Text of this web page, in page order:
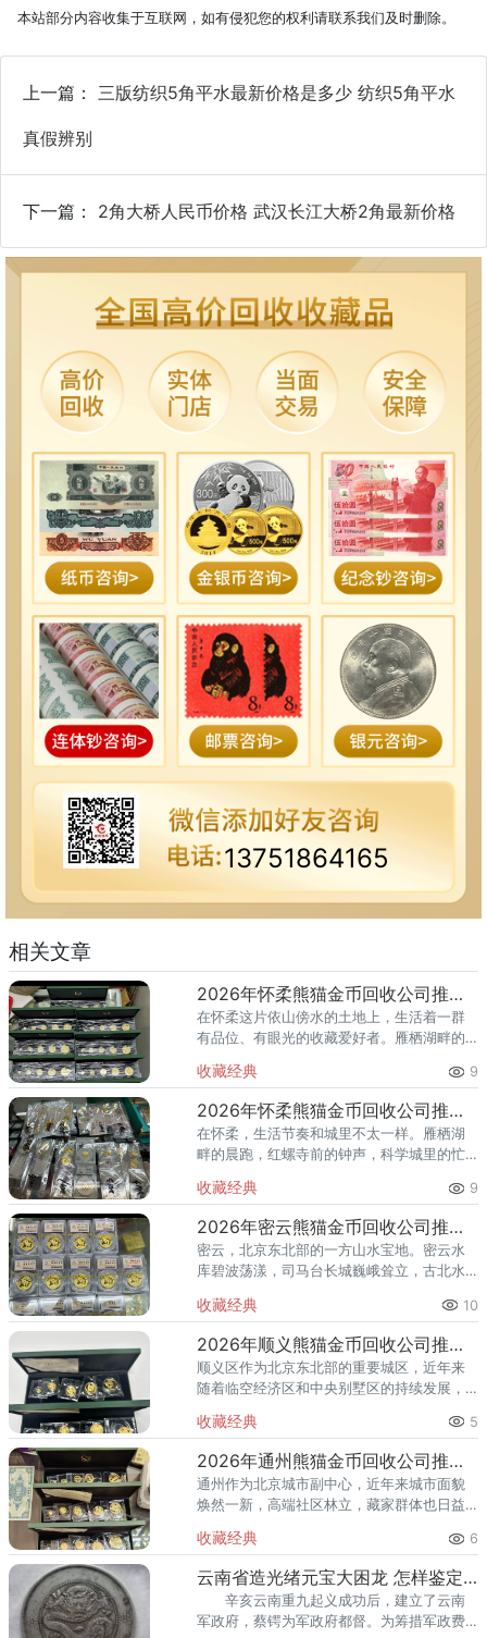
本站部分内容收集于互联网，如有侵犯您的权利请联系我们及时删除。
上一篇： 三版纺织5角平水最新价格是多少 纺织5角平水
真假辨别
下一篇： 2角大桥人民币价格 武汉长江大桥2角最新价格
13751864165
相关文章
2026年怀柔熊猫金币回收公司推荐 怀柔回收熊猫金币渠道
在怀柔这片依山傍水的土地上，生活着一群
有品位、有眼光的收藏爱好者。雁栖湖畔的
红螺寺的香火绵延不绝——怀柔的藏家群体
也在悄然壮大。熊猫金币，作为
收藏经典 9
2026年怀柔熊猫金币回收公司推荐 怀柔哪里回收熊猫金币
在怀柔，生活节奏和城里不太一样。雁栖湖
畔的晨跑，红螺寺前的钟声，科学城里的忙
值。熊猫金币作为兼具投资与收藏属性的热
门品种，在怀柔的藏家圈子里一
收藏经典 9
2026年密云熊猫金币回收公司推荐 密云回收熊猫金币正规渠道
密云，北京东北部的一方山水宝地。密云水
库碧波荡漾，司马台长城巍峨耸立，古北水
的土地上，越来越多的人开始关注钱币收
藏，熊猫金币凭借其国家法定货币
收藏经典 10
2026年顺义熊猫金币回收公司推荐 顺义回收熊猫金币渠道
顺义区作为北京东北部的重要城区，近年来
随着临空经济区和中央别墅区的持续发展，
量也在稳步增长。然而，不少顺义藏家在考
虑出手熊猫金币时，总会遇到一
收藏经典 5
2026年通州熊猫金币回收公司推荐 通州出手熊猫金币藏家该选哪家？
通州作为北京城市副中心，近年来城市面貌
焕然一新，高端社区林立，藏家群体也日益
爱琴海购物公园，从行政办公区到运河商务
区，关注钱币收藏的人越来越多
收藏经典 6
云南省造光绪元宝大困龙 怎样鉴定光绪元宝
辛亥云南重九起义成功后，建立了云南
军政府，蔡锷为军政府都督。为筹措军政费